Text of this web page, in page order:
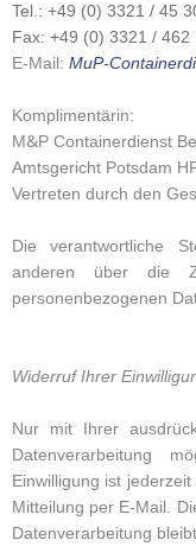
Tel.: +49 (0) 3321 / 45
Fax: +49 (0) 3321 / 462
E-Mail: MuP-
Komplimentärin:
M&P Containerdienst
Amtsgericht Potsdam
Vertreten durch den
Die verantwortliche
anderen über die
personenbezogenen
Widerruf Ihrer
Nur mit Ihrer
Datenverarbeitung
Einwilligung ist
Mitteilung per E-Mail.
Datenverarbeitung